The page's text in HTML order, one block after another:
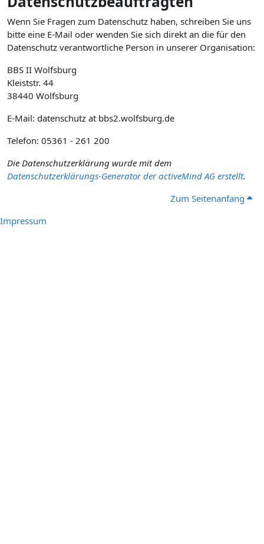
Wenn Sie Fragen zum Datenschutz haben, schreiben Sie uns
bitte eine E-Mail oder wenden Sie sich direkt an die für den
Datenschutz verantwortliche Person in unserer Organisation:
BBS II Wolfsburg
Kleiststr. 44
38440 Wolfsburg
E-Mail: datenschutz at bbs2.wolfsburg.de
Telefon: 05361 - 261 200
Die Datenschutzerklärung wurde mit dem
Datenschutzerklärungs-Generator der activeMind AG erstellt.
Zum Seitenanfang
Impressum